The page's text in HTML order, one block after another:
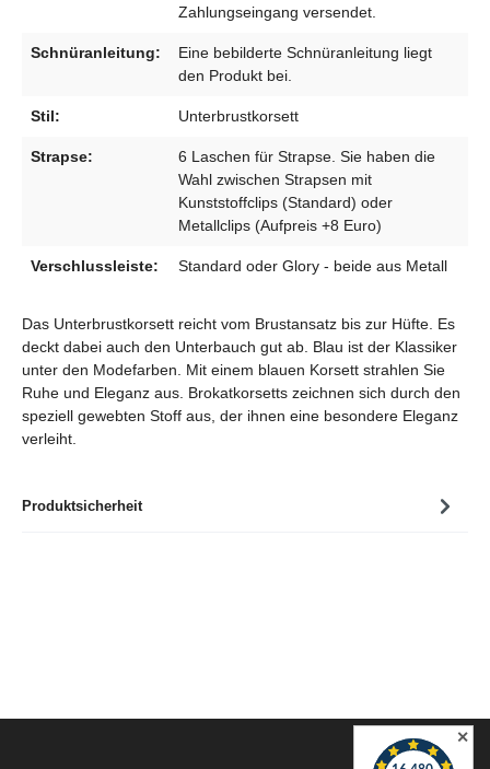
Produktsicherheit
Zahlungseingang versendet.
Schnüranleitung:
Eine bebilderte Schnüranleitung liegt
den Produkt bei.
Stil: Unterbrustkorsett
Strapse:
6 Laschen für Strapse. Sie haben die
Wahl zwischen Strapsen mit
Kunststoffclips (Standard) oder
Metallclips (Aufpreis +8 Euro)
Verschlussleiste: Standard oder Glory - beide aus Metall
Das Unterbrustkorsett reicht vom Brustansatz bis zur Hüfte. Es
deckt dabei auch den Unterbauch gut ab. Blau ist der Klassiker
unter den Modefarben. Mit einem blauen Korsett strahlen Sie
Ruhe und Eleganz aus. Brokatkorsetts zeichnen sich durch den
speziell gewebten Stoff aus, der ihnen eine besondere Eleganz
verleiht.
✕